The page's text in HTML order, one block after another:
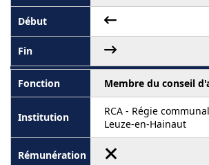
Membre du conseil
RCA - Régie
Leuze-en-Hainaut